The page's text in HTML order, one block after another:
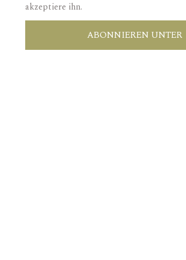
akzeptiere ihn.
ABONNIEREN UNTER